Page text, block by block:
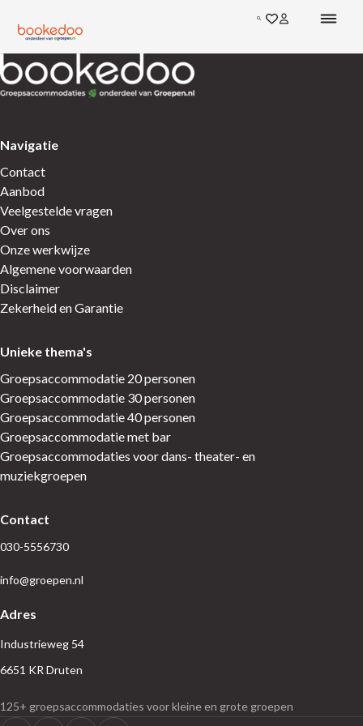
Terug naar de startpagina
Zoeken
Ga naar
Inloggen bij
Terug naar de startpagina
Navigatie
Contact
Aanbod
Veelgestelde vragen
Over ons
Onze werkwijze
Algemene voorwaarden
Disclaimer
Zekerheid en Garantie
Unieke thema's
Groepsaccommodatie 20 personen
Groepsaccommodatie 30 personen
Groepsaccommodatie 40 personen
Groepsaccommodatie met bar
Groepsaccommodaties voor dans- theater- en
muziekgroepen
Contact
030-5556730
info@groepen.nl
Adres
Industrieweg 54
6651 KR Druten
125+ groepsaccommodaties voor kleine en grote groepen